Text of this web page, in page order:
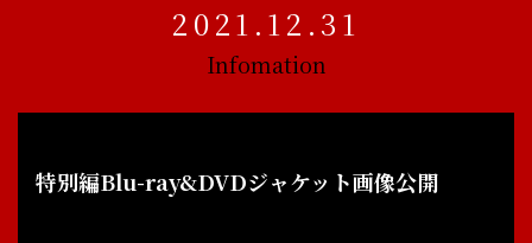
2021.12.31
Infomation
特別編Blu-ray&DVDジャケット画像公開